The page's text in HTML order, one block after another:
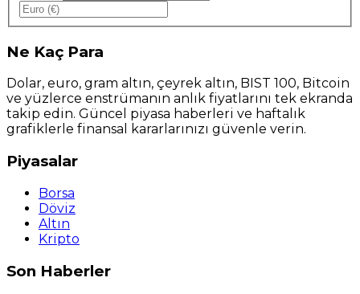
Ne Kaç Para
Dolar, euro, gram altın, çeyrek altın, BIST 100, Bitcoin
ve yüzlerce enstrümanın anlık fiyatlarını tek ekranda
takip edin. Güncel piyasa haberleri ve haftalık
grafiklerle finansal kararlarınızı güvenle verin.
Piyasalar
Borsa
Döviz
Altın
Kripto
Son Haberler